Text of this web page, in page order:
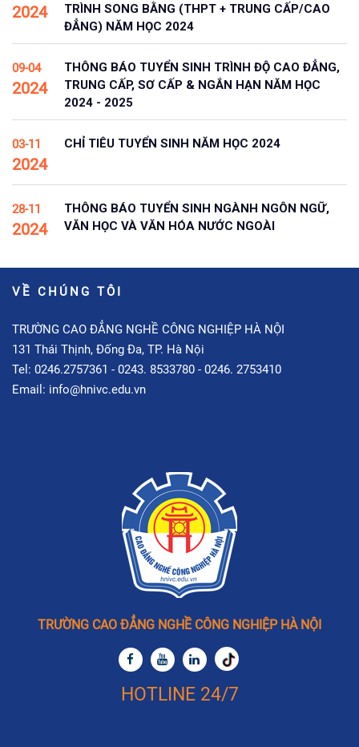
2024
TRÌNH SONG BẰNG (THPT + TRUNG CẤP/CAO
ĐẲNG) NĂM HỌC 2024
09-04
2024
THÔNG BÁO TUYỂN SINH TRÌNH ĐỘ CAO ĐẲNG,
TRUNG CẤP, SƠ CẤP & NGẮN HẠN NĂM HỌC
2024 - 2025
03-11
2024
CHỈ TIÊU TUYỂN SINH NĂM HỌC 2024
28-11
2024
THÔNG BÁO TUYỂN SINH NGÀNH NGÔN NGỮ,
VĂN HỌC VÀ VĂN HÓA NƯỚC NGOÀI
VỀ CHÚNG TÔI
TRƯỜNG CAO ĐẲNG NGHỀ CÔNG NGHIỆP HÀ NỘI
131 Thái Thịnh, Đống Đa, TP. Hà Nội
Tel: 0246.2757361 - 0243. 8533780 - 0246. 2753410
Email: info@hnivc.edu.vn
TRƯỜNG CAO ĐẲNG NGHỀ CÔNG NGHIỆP HÀ NỘI
HOTLINE 24/7